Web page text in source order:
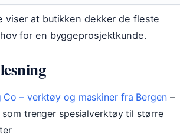
viser at butikken dekker de fleste
for en byggeprosjektkunde.
Co – verktøy og maskiner fra Bergen–
trenger spesialverktøy til større